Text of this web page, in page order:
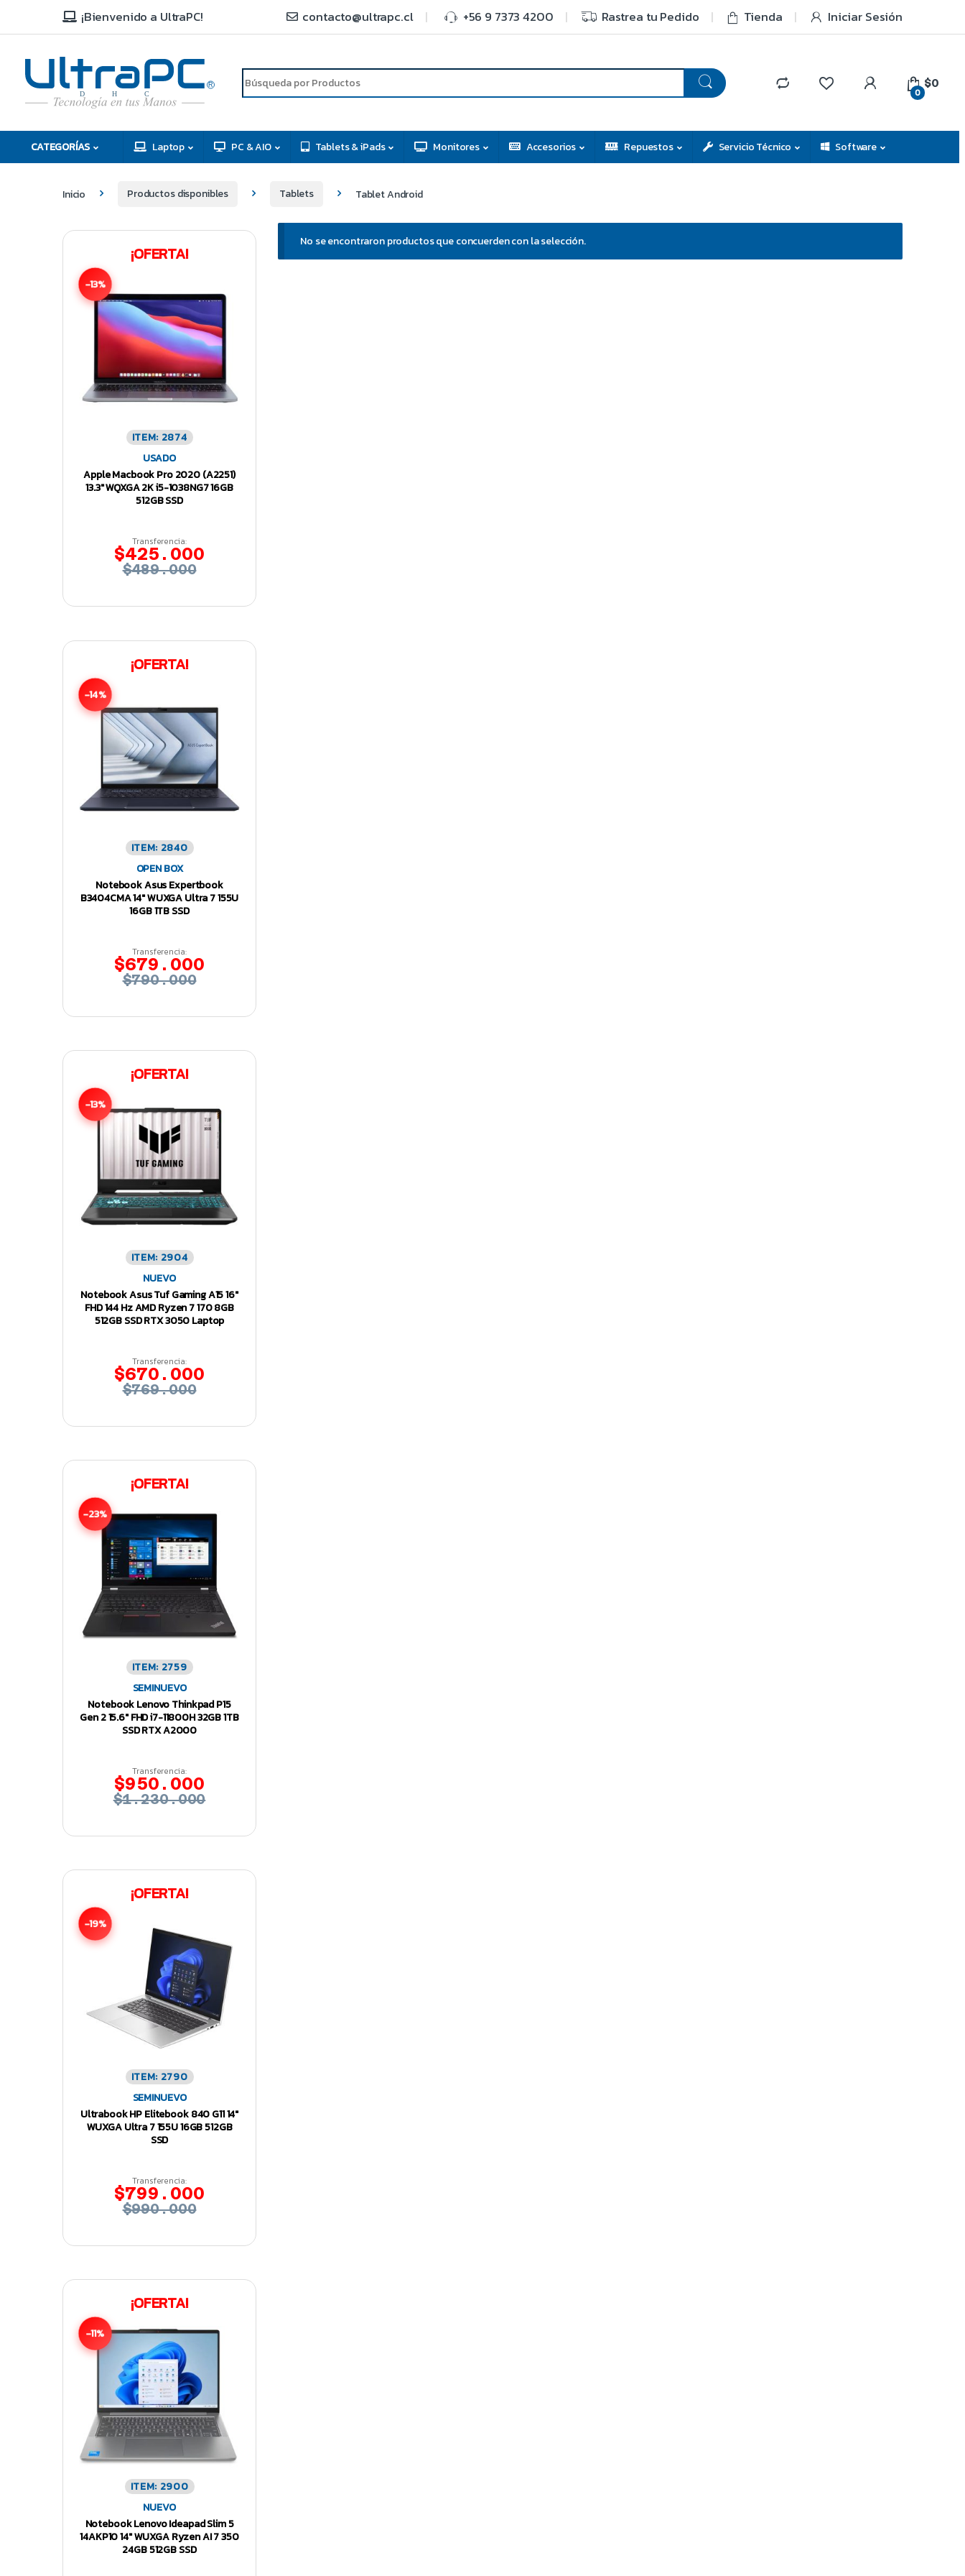
¡Bienvenido a UltraPC! contacto@ultrapc.cl +56 9 7373 4200 Rastrea tu Pedido Tienda Iniciar Sesión
C
H
D
R
0
$0
CATEGORÍAS Laptop PC & AIO Tablets & iPads Monitores Accesorios Repuestos Servicio Técnico Software
Inicio Productos disponibles Tablets Tablet Android
No se encontraron productos que concuerden con la selección.
¡OFERTA!
-13%
ITEM: 2874
USADO
Apple Macbook Pro 2020 (A2251)
13.3″ WQXGA 2K i5-1038NG7 16GB
512GB SSD
Transferencia:
$425.000
$489.000
¡OFERTA!
-14%
ITEM: 2840
OPEN BOX
Notebook Asus Expertbook
B3404CMA 14″ WUXGA Ultra 7 155U
16GB 1TB SSD
Transferencia:
$679.000
$790.000
¡OFERTA!
-13%
ITEM: 2904
NUEVO
Notebook Asus Tuf Gaming A15 16″
FHD 144 Hz AMD Ryzen 7 170 8GB
512GB SSD RTX 3050 Laptop
Transferencia:
$670.000
$769.000
¡OFERTA!
-23%
ITEM: 2759
SEMINUEVO
Notebook Lenovo Thinkpad P15
Gen 2 15.6″ FHD i7-11800H 32GB 1TB
SSD RTX A2000
Transferencia:
$950.000
$1.230.000
¡OFERTA!
-19%
ITEM: 2790
SEMINUEVO
Ultrabook HP Elitebook 840 G11 14″
WUXGA Ultra 7 155U 16GB 512GB
SSD
Transferencia:
$799.000
$990.000
¡OFERTA!
-11%
ITEM: 2900
NUEVO
Notebook Lenovo Ideapad Slim 5
14AKP10 14″ WUXGA Ryzen AI 7 350
24GB 512GB SSD